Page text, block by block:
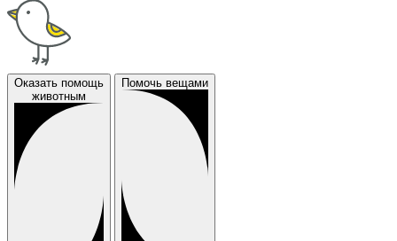
Оказать помощь
животным
Помочь вещами